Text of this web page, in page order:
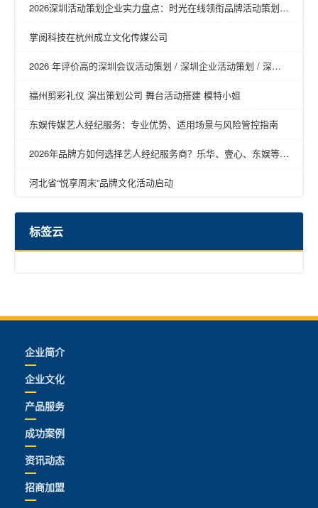
2026深圳活动策划企业实力盘点：时光在线领衔品牌活动策划新
掌阅科技在杭州成立文化传媒公司
2026 年评价高的深圳会议活动策划 / 深圳企业活动策划 / 深圳
福州剪彩礼仪 演出策划公司 舞台活动搭建 模特小姐
东娱传媒艺人经纪服务：专业优势、适用场景与风险管控指南
2026年品牌方如何选择艺人经纪服务商？乐华、壹心、东娱等明
河北省“悦享周末”品牌文化活动启动
标签云
企业简介
企业文化
产品服务
成功案例
资讯动态
招商加盟